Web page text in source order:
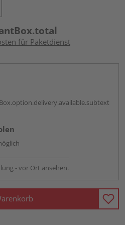
für Paketdienst
- vor Ort ansehen.